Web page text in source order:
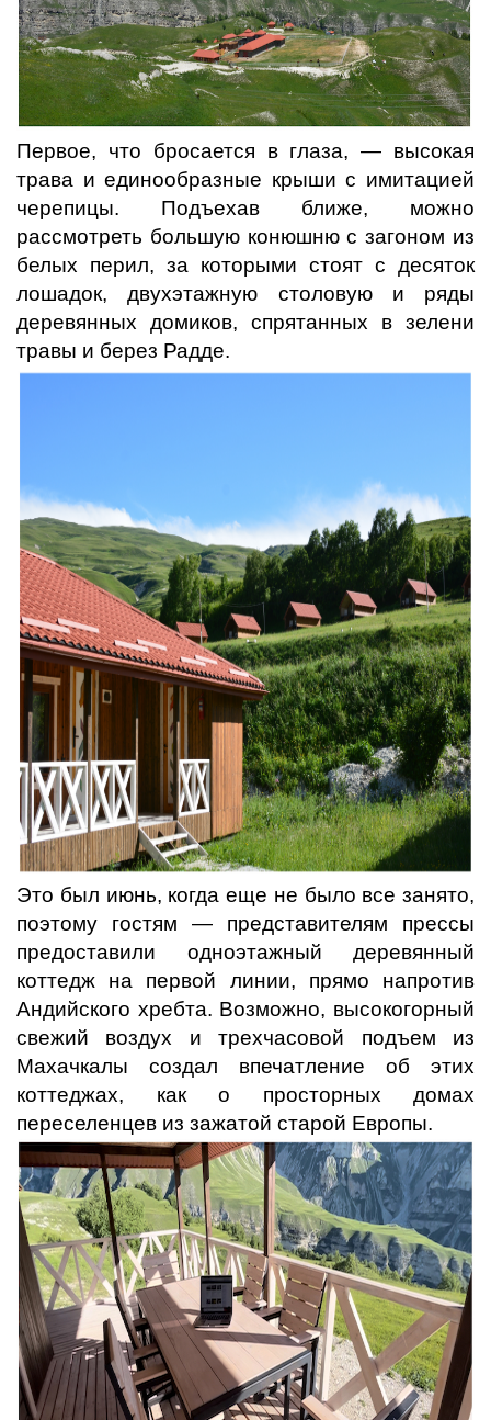
Первое, что бросается в глаза, — высокая
трава и единообразные крыши с имитацией
черепицы. Подъехав ближе, можно
рассмотреть большую конюшню с загоном из
белых перил, за которыми стоят с десяток
лошадок, двухэтажную столовую и ряды
деревянных домиков, спрятанных в зелени
травы и берез Радде.
Это был июнь, когда еще не было все занято,
поэтому гостям — представителям прессы
предоставили одноэтажный деревянный
коттедж на первой линии, прямо напротив
Андийского хребта. Возможно, высокогорный
свежий воздух и трехчасовой подъем из
Махачкалы создал впечатление об этих
коттеджах, как о просторных домах
переселенцев из зажатой старой Европы.